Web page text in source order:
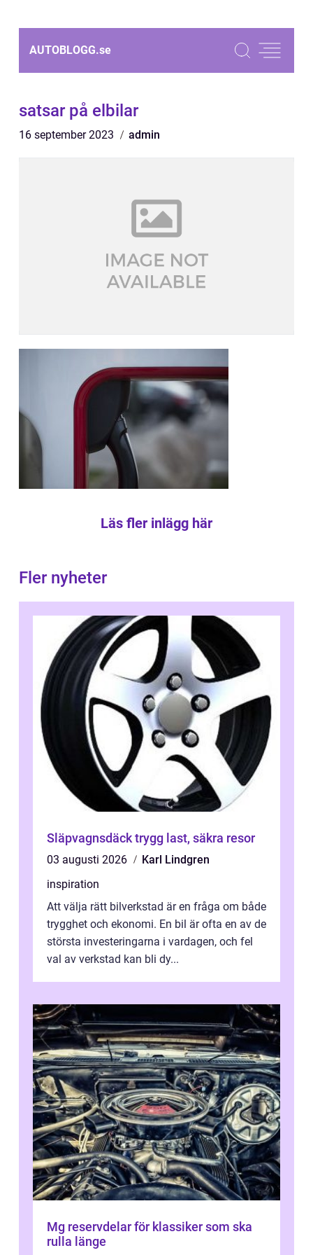
AUTOBLOGG.se
satsar på elbilar
16 september 2023 admin
Läs fler inlägg här
Fler nyheter
Släpvagnsdäck trygg last, säkra resor
03 augusti 2026
Karl Lindgren
inspiration
Att välja rätt bilverkstad är en fråga om både
trygghet och ekonomi. En bil är ofta en av de
största investeringarna i vardagen, och fel
val av verkstad kan bli dy...
Mg reservdelar för klassiker som ska
rulla länge